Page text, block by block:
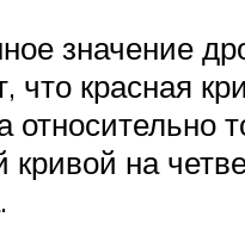
значение
что красная
относительно
кривой на